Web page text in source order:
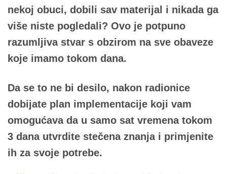
nekoj obuci, dobili sav materijal i nikada ga
više niste pogledali? Ovo je potpuno
razumljiva stvar s obzirom na sve obaveze
koje imamo tokom dana.
Da se to ne bi desilo, nakon radionice
dobijate plan implementacije koji vam
omogućava da u samo sat vremena tokom
3 dana utvrdite stečena znanja i primjenite
ih za svoje potrebe.